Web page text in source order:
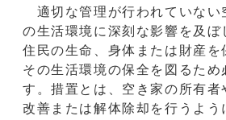
適切な管理が⾏われていない
の⽣活環境に深刻な影響を及ぼ
住⺠の⽣命、⾝体または財産を
その⽣活環境の保全を図るため
す。措置とは、空き家の所有者
改善または解体除却を⾏うよう